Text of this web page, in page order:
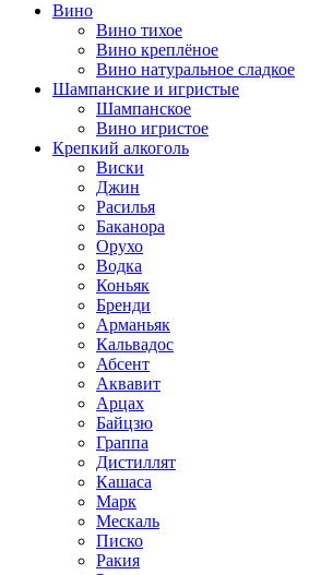
Вино
Вино тихое
Вино креплёное
Вино натуральное сладкое
Шампанские и игристые
Шампанское
Вино игристое
Крепкий алкоголь
Виски
Джин
Расилья
Баканора
Орухо
Водка
Коньяк
Бренди
Арманьяк
Кальвадос
Абсент
Аквавит
Арцах
Байцзю
Граппа
Дистиллят
Кашаса
Марк
Мескаль
Писко
Ракия